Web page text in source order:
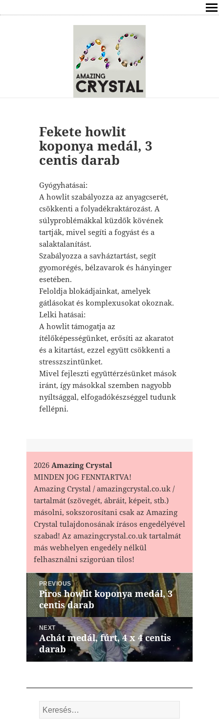
ÍRÁSOK
ÁSVÁNYOK HATÁSAI
ELÉRHETŐSÉG
ONLINE GYÓGYÍTÁS,TANÁCSADÁS
VÁSÁRLÁS / KOSÁR
Fekete howlit
koponya medál, 3
centis darab
Gyógyhatásai:
A howlit szabályozza az anyagcserét,
csökkenti a folyadékraktározást. A
súlyproblémákkal küzdők kövének
tartják, mivel segíti a fogyást és a
salaktalanítást.
Szabályozza a savháztartást, segít
gyomorégés, bélzavarok és hányinger
esetében.
Feloldja blokádjainkat, amelyek
gátlásokat és komplexusokat okoznak.
Lelki hatásai:
A howlit támogatja az
ítélőképességünket, erősíti az akaratot
és a kitartást, ezzel együtt csökkenti a
stresszszintünket.
Mivel fejleszti együttérzésünket mások
iránt, így másokkal szemben nagyobb
nyíltsággal, elfogadókészséggel tudunk
fellépni.
2026Amazing Crystal
MINDEN JOG FENNTARTVA!
Amazing Crystal / amazingcrystal.co.uk /
tartalmát (szövegét, ábráit, képeit, stb.)
másolni, sokszorosítani csak az Amazing
Crystal tulajdonosának írásos engedélyével
szabad! Az amazingcrystal.co.uk tartalmát
más webhelyen engedély nélkül
felhasználni szigorúan tilos!
Bejegyzés
navigáció
PREVIOUS
Previous
post:
Piros howlit koponya medál, 3
centis darab
NEXT
Next
post:
Achát medál, fúrt, 4 x 4 centis
darab
Keresés: